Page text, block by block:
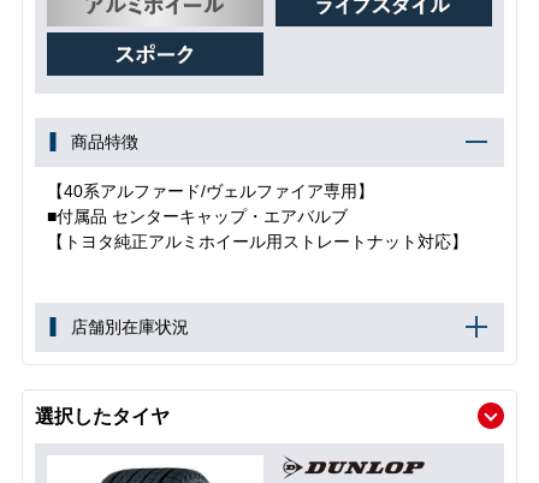
商品特徴
【40系アルファード/ヴェルファイア専用】
■付属品 センターキャップ・エアバルブ
【トヨタ純正アルミホイール用ストレートナット対応】
店舗別在庫状況
選択したタイヤ